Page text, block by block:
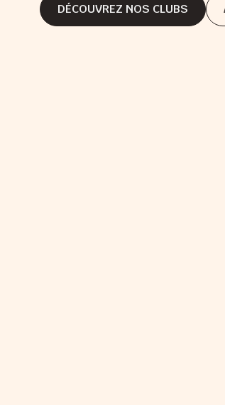
DÉCOUVREZ NOS CLUBS
DÉCOUVREZ NOS CLUBS